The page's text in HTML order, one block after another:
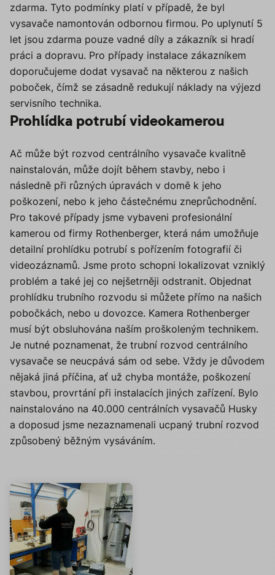
zdarma. Tyto podmínky platí v případě, že byl
vysavače namontován odbornou firmou. Po uplynutí 5
let jsou zdarma pouze vadné díly a zákazník si hradí
práci a dopravu. Pro případy instalace zákazníkem
doporučujeme dodat vysavač na některou z našich
poboček, čímž se zásadně redukují náklady na výjezd
servisního technika.
Prohlídka potrubí videokamerou
Ač může být rozvod centrálního vysavače kvalitně
nainstalován, může dojít během stavby, nebo i
následně při různých úpravách v domě k jeho
poškození, nebo k jeho částečnému zneprůchodnění.
Pro takové případy jsme vybaveni profesionální
kamerou od firmy Rothenberger, která nám umožňuje
detailní prohlídku potrubí s pořízením fotografií či
videozáznamů. Jsme proto schopni lokalizovat vzniklý
problém a také jej co nejšetrněji odstranit. Objednat
prohlídku trubního rozvodu si můžete přímo na našich
pobočkách, nebo u dovozce. Kamera Rothenberger
musí být obsluhována naším proškoleným technikem.
Je nutné poznamenat, že trubní rozvod centrálního
vysavače se neucpává sám od sebe. Vždy je důvodem
nějaká jiná příčina, ať už chyba montáže, poškození
stavbou, provrtání při instalacích jiných zařízení. Bylo
nainstalováno na 40.000 centrálních vysavačů Husky
a doposud jsme nezaznamenali ucpaný trubní rozvod
způsobený běžným vysáváním.